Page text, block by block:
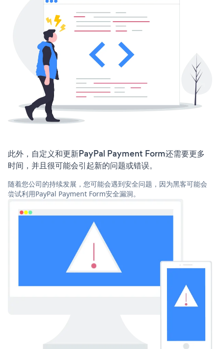
此外，自定义和更新PayPal Payment Form还需要更多
时间，并且很可能会引起新的问题或错误。
随着您公司的持续发展，您可能会遇到安全问题，因为黑客可能会
尝试利用PayPal Payment Form安全漏洞。